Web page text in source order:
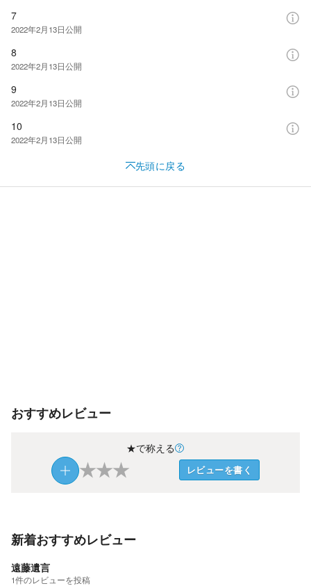
7
2022年2月13日公開
8
2022年2月13日公開
9
2022年2月13日公開
10
2022年2月13日公開
先頭に戻る
おすすめレビュー
★で称える
★★★ レビューを書く
新着おすすめレビュー
遠藤遺言
1件のレビューを投稿